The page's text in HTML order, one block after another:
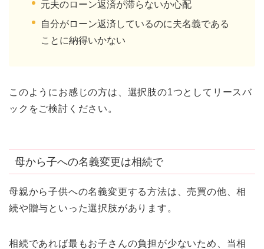
元夫のローン返済が滞らないか心配
自分がローン返済しているのに夫名義である
ことに納得いかない
このようにお感じの方は、選択肢の1つとしてリースバ
ックをご検討ください。
母から子への名義変更は相続で
母親から子供への名義変更する方法は、売買の他、相
続や贈与といった選択肢があります。
相続であれば最もお子さんの負担が少ないため、当相